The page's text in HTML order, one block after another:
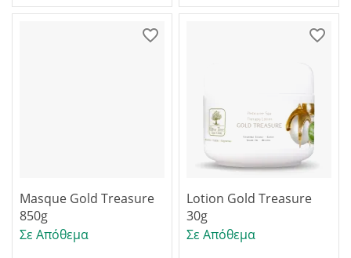
Masque Gold Treasure
850g
Σε Απόθεμα
Lotion Gold Treasure
30g
Σε Απόθεμα